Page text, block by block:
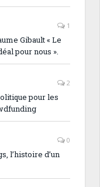
1
Gibault « Le
pour nous ».
2
pour les
0
l’histoire d’un